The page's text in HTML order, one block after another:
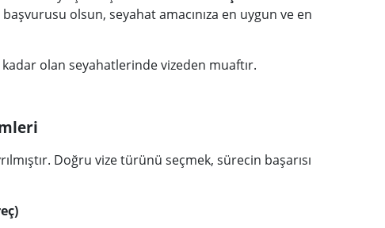
olsun, seyahat amacınıza en uygun ve en
olan seyahatlerinde vizeden muaftır.
Doğru vize türünü seçmek, sürecin başarısı